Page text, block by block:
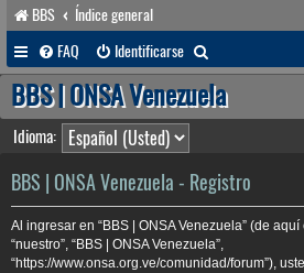
BBS
Índice general
FAQ
Identificarse
u
s
a
r
BBS | ONSA Venezuela
Idioma:
BBS | ONSA Venezuela - Registro
Al ingresar en “BBS | ONSA Venezuela” (de aquí
“nuestro”, “BBS | ONSA Venezuela”,
“https://www.onsa.org.ve/comunidad/forum”),